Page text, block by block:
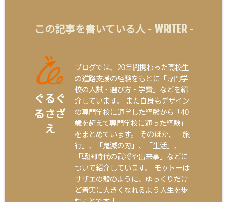
この記事を書いている人 - WRITER-
ぐるぐ
るさざ
え
ブログでは、20年間携わった高校生
の進路支援の経験をもとに「専門学
校の入試・選び方・学費」などを紹
介しています。 また自身もデザイン
の専門学校に通学した経験から「40
歳を超えて専門学校に通った経験」
をまとめています。 そのほか、「旅
行」、「鬼滅の刃」、「生活」、
「戦国時代の武将や出来事」などに
ついて紹介しています。 モットーは
サザエの殻のように、ゆっくりだけ
ど着実に大きくなれるよう人生を歩